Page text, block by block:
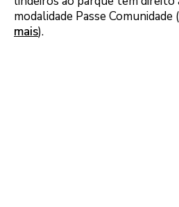
modalidade Passe Comunidade (
mais).